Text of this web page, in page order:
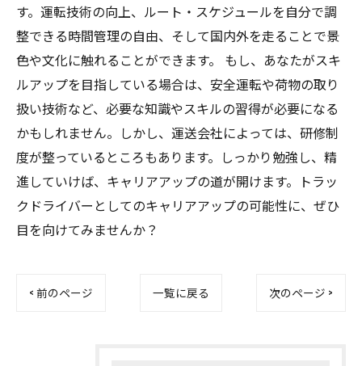
す。運転技術の向上、ルート・スケジュールを自分で調
整できる時間管理の自由、そして国内外を走ることで景
色や文化に触れることができます。 もし、あなたがスキ
ルアップを目指している場合は、安全運転や荷物の取り
扱い技術など、必要な知識やスキルの習得が必要になる
かもしれません。しかし、運送会社によっては、研修制
度が整っているところもあります。しっかり勉強し、精
進していけば、キャリアアップの道が開けます。トラッ
クドライバーとしてのキャリアアップの可能性に、ぜひ
目を向けてみませんか？
< 前のページ 一覧に戻る 次のページ >